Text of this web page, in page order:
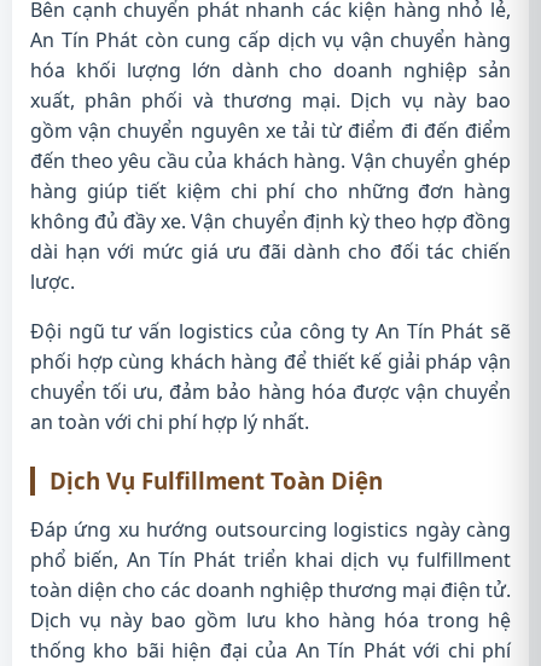
Bên cạnh chuyển phát nhanh các kiện hàng nhỏ lẻ,
An Tín Phát còn cung cấp dịch vụ vận chuyển hàng
hóa khối lượng lớn dành cho doanh nghiệp sản
xuất, phân phối và thương mại. Dịch vụ này bao
gồm vận chuyển nguyên xe tải từ điểm đi đến điểm
đến theo yêu cầu của khách hàng. Vận chuyển ghép
hàng giúp tiết kiệm chi phí cho những đơn hàng
không đủ đầy xe. Vận chuyển định kỳ theo hợp đồng
dài hạn với mức giá ưu đãi dành cho đối tác chiến
lược.
Đội ngũ tư vấn logistics của công ty An Tín Phát sẽ
phối hợp cùng khách hàng để thiết kế giải pháp vận
chuyển tối ưu, đảm bảo hàng hóa được vận chuyển
an toàn với chi phí hợp lý nhất.
Dịch Vụ Fulfillment Toàn Diện
Đáp ứng xu hướng outsourcing logistics ngày càng
phổ biến, An Tín Phát triển khai dịch vụ fulfillment
toàn diện cho các doanh nghiệp thương mại điện tử.
Dịch vụ này bao gồm lưu kho hàng hóa trong hệ
thống kho bãi hiện đại của An Tín Phát với chi phí